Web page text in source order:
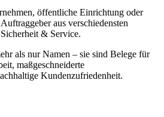
öffentliche Einrichtung oder
aus verschiedensten
& Service.
als nur Namen – sie sind Belege für
maßgeschneiderte
Kundenzufriedenheit.